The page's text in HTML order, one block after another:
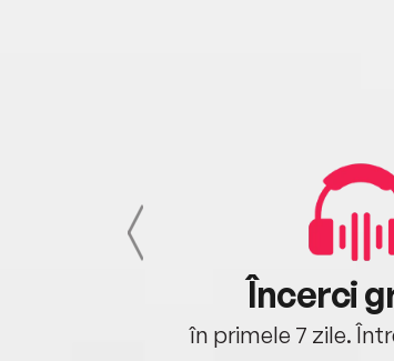
Încerci
în primele 7 zile.